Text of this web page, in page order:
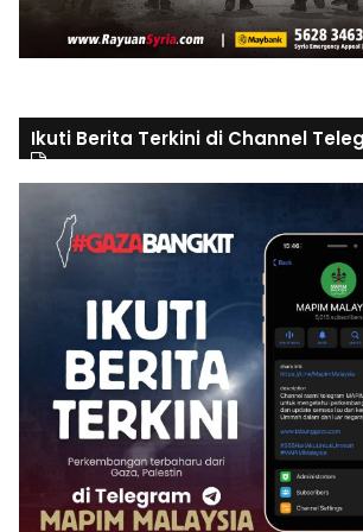
Ikuti Berita Terkini di Channel